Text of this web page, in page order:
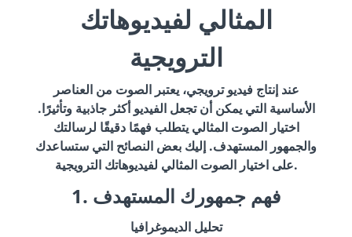
المثالي لفيديوهاتك
الترويجية
عند إنتاج فيديو ترويجي، يعتبر الصوت من العناصر
الأساسية التي يمكن أن تجعل الفيديو أكثر جاذبية وتأثيرًا.
اختيار الصوت المثالي يتطلب فهمًا دقيقًا لرسالتك
والجمهور المستهدف. إليك بعض النصائح التي ستساعدك
على اختيار الصوت المثالي لفيديوهاتك الترويجية.
1. فهم جمهورك المستهدف
تحليل الديموغرافيا